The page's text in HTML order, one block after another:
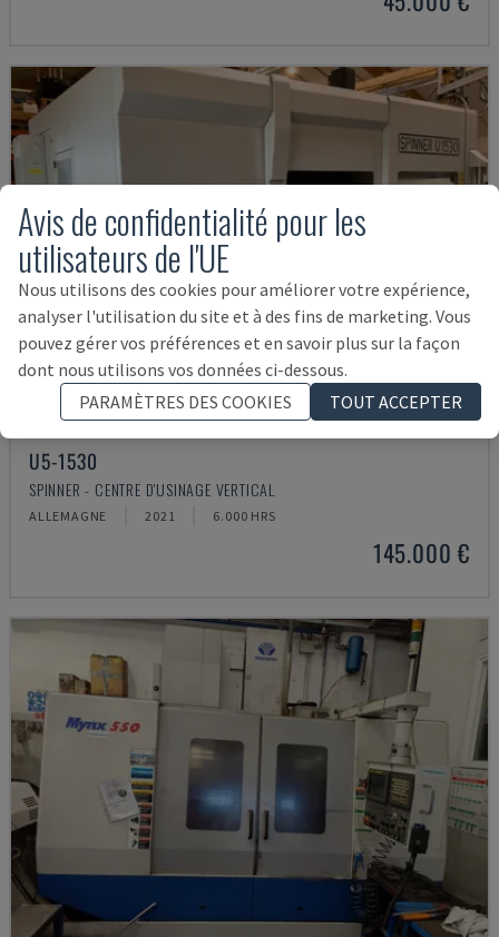
U5-1530
SPINNER - CENTRE D'USINAGE VERTICAL
ALLEMAGNE 2021 6.000 HRS
145.000 €
Avis de confidentialité pour les
utilisateurs de l'UE
Nous utilisons des cookies pour améliorer votre expérience,
analyser l'utilisation du site et à des fins de marketing. Vous
pouvez gérer vos préférences et en savoir plus sur la façon
dont nous utilisons vos données ci-dessous.
PARAMÈTRES DES COOKIES
TOUT ACCEPTER